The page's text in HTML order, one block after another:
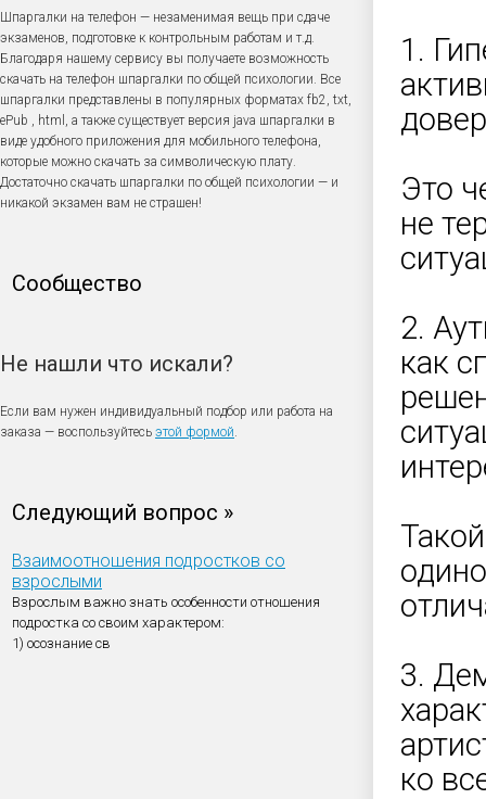
Шпаргалки на телефон — незаменимая вещь при сдаче
экзаменов, подготовке к контрольным работам и т.д.
Благодаря нашему сервису вы получаете возможность
скачать на телефон шпаргалки по общей психологии. Все
шпаргалки представлены в популярных форматах fb2, txt,
ePub , html, а также существует версия java шпаргалки в
виде удобного приложения для мобильного телефона,
которые можно скачать за символическую плату.
Достаточно скачать шпаргалки по общей психологии — и
никакой экзамен вам не страшен!
Сообщество
Не нашли что искали?
Если вам нужен индивидуальный подбор или работа на
заказа — воспользуйтесь этой формой.
Следующий вопрос »
Взаимоотношения подростков со
взрослыми
Взрослым важно знать особенности отношения
подростка со своим характером:
1) осознание св
1.
Это
не
2.
как
3.
ко